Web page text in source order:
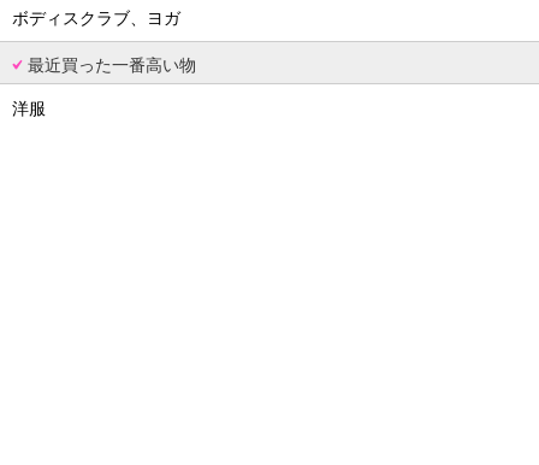
ボディスクラブ、ヨガ
最近買った一番高い物
洋服